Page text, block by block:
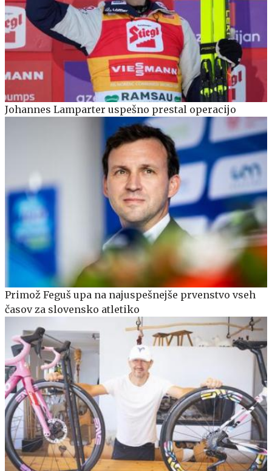
Johannes Lamparter uspešno prestal operacijo
Primož Feguš upa na najuspešnejše prvenstvo vseh
časov za slovensko atletiko